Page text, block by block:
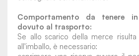
Comportamento da tenere
dovuto al trasporto:
Se allo scarico della merce
all'imballo, è necessario: